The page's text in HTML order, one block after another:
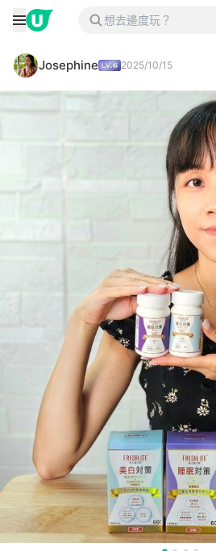
Josephine 2025/10/15